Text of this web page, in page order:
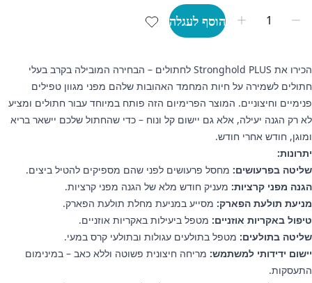
הוסף לעגלה
הכירו את Stronghold PLUS לחתולים – הבחירה המובילה בקרב בעלי
חתולים לשמירה על חיות המחמד האהובות שלהם מפני מגוון טפילים
פנימיים וחיצוניים. המוצר הפרימיום הזה פותח במיוחד עבור חתולים ומציע
לא רק הגנה יעילה, אלא גם יישום קל ונוח – כדי שהחתול שלכם יישאר בריא
ומוגן, חודש אחרי חודש.
יתרונות:
שליטה בפרעושים: מחסל פרעושים לפני שהם מספיקים להטיל ביצים.
הגנה מפני קרציות: מעניק חודש מלא של הגנה מפני קרציות.
מניעת תולעת הפארק: מסייע במניעת מחלת תולעת הפארק.
טיפול באקריות אוזניים: מטפל ביעילות באקריות אוזניים.
שליטה בתולעים: מטפל בתולעים עגולות ובתולעי קרס במעי.
יישום ידידותי למשתמש: מריחה חיצונית פשוטה וללא כאב – במינימום
התעסקות.